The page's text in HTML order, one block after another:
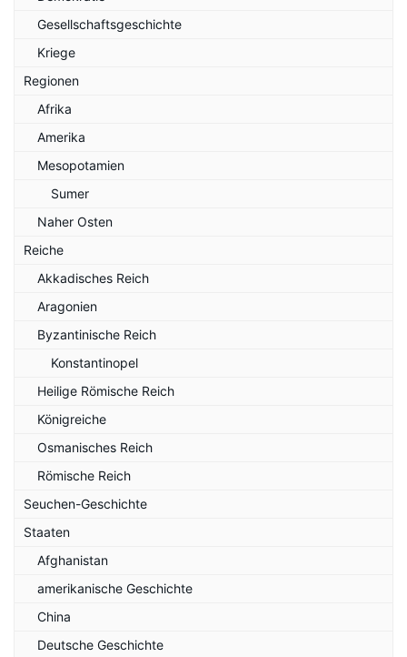
Gesellschaftsgeschichte
Kriege
Regionen
Afrika
Amerika
Mesopotamien
Sumer
Naher Osten
Reiche
Akkadisches Reich
Aragonien
Byzantinische Reich
Konstantinopel
Heilige Römische Reich
Königreiche
Osmanisches Reich
Römische Reich
Seuchen-Geschichte
Staaten
Afghanistan
amerikanische Geschichte
China
Deutsche Geschichte